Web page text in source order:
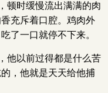
顿时缓慢流出满满的肉
充斥着口腔。鸡肉外
了一口就停不下来。
他以前过得都是什么苦
，他就是天天给他捕